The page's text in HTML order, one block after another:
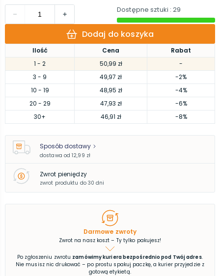
Ilość Cena
Rabat
1 - 2 50,99 zł
-
3 - 9 49,97 zł
-2%
10 - 19 48,95 zł
-4%
20 - 29 47,93 zł
-6%
30+ 46,91 zł -8%
Dostępne sztuki : 29
Dodaj do koszyka
Sposób dostawy
dostawa od 12,99 zł
Zwrot pieniędzy
zwrot produktu do 30 dni
Darmowe zwroty
Zwrot na nasz koszt – Ty tylko pakujesz!
Po zgłoszeniu zwrotu zamówimy kuriera bezpośrednio pod Twój adres.
Nie musisz nic drukować – po prostu spakuj paczkę, a kurier przyjedzie z
gotową etykietą.